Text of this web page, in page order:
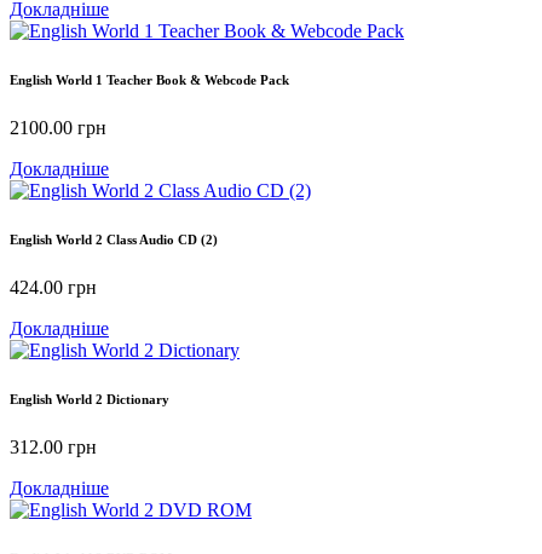
Докладніше
English World 1 Teacher Book & Webcode Pack
2100.00 грн
Докладніше
English World 2 Class Audio CD (2)
424.00 грн
Докладніше
English World 2 Dictionary
312.00 грн
Докладніше